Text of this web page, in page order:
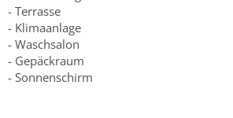
- Terrasse
- Klimaanlage
- Waschsalon
- Gepäckraum
- Sonnenschirm